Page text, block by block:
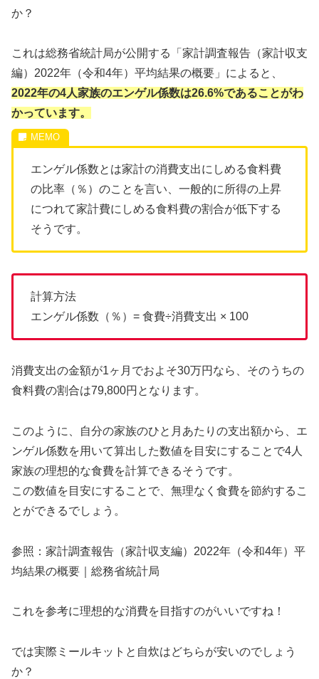
か？
これは総務省統計局が公開する「家計調査報告（家計収支
編）2022年（令和4年）平均結果の概要」によると、
2022年の4人家族のエンゲル係数は26.6%であることがわ
かっています。
エンゲル係数とは家計の消費支出にしめる食料費
の比率（％）のことを言い、一般的に所得の上昇
につれて家計費にしめる食料費の割合が低下する
そうです。
計算方法
エンゲル係数（％）= 食費÷消費支出 × 100
消費支出の金額が1ヶ月でおよそ30万円なら、そのうちの
食料費の割合は79,800円となります。
このように、自分の家族のひと月あたりの支出額から、エ
ンゲル係数を用いて算出した数値を目安にすることで4人
家族の理想的な食費を計算できるそうです。
この数値を目安にすることで、無理なく食費を節約するこ
とができるでしょう。
参照：家計調査報告（家計収支編）2022年（令和4年）平
均結果の概要｜総務省統計局
これを参考に理想的な消費を目指すのがいいですね！
では実際ミールキットと自炊はどちらが安いのでしょう
か？